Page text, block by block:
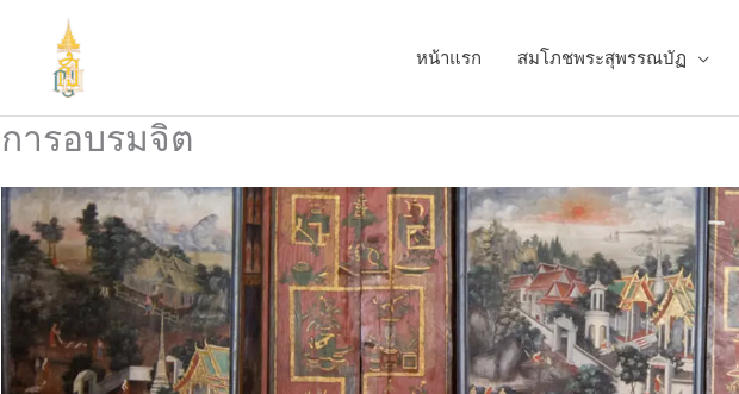
content
หน้าแรก สมโภชพระสุพรรณบัฏ
การอบรมจิต